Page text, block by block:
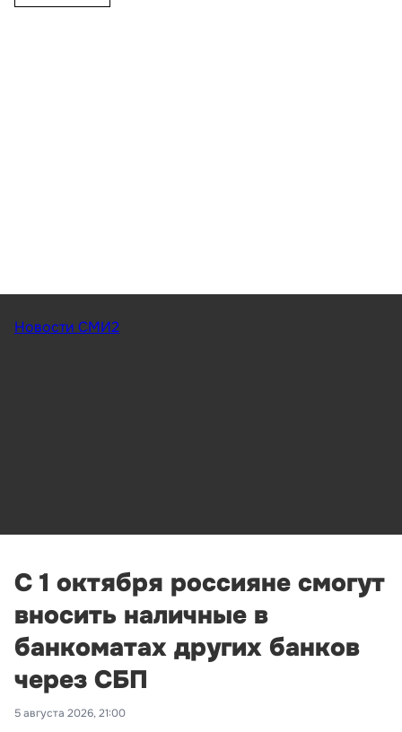
Новости СМИ2
С 1 октября россияне смогут
вносить наличные в
банкоматах других банков
через СБП
5 августа 2026, 21:00